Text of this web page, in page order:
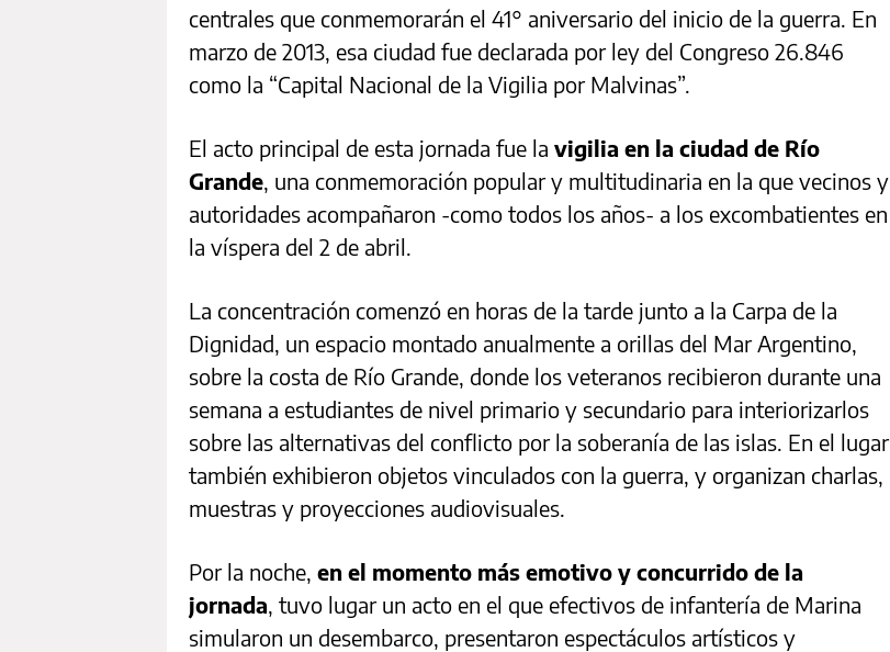
centrales que conmemorarán el 41° aniversario del inicio de la guerra. En
marzo de 2013, esa ciudad fue declarada por ley del Congreso 26.846
como la “Capital Nacional de la Vigilia por Malvinas”.
El acto principal de esta jornada fue la vigilia en la ciudad de Río
Grande, una conmemoración popular y multitudinaria en la que vecinos y
autoridades acompañaron -como todos los años- a los excombatientes en
la víspera del 2 de abril.
La concentración comenzó en horas de la tarde junto a la Carpa de la
Dignidad, un espacio montado anualmente a orillas del Mar Argentino,
sobre la costa de Río Grande, donde los veteranos recibieron durante una
semana a estudiantes de nivel primario y secundario para interiorizarlos
sobre las alternativas del conflicto por la soberanía de las islas. En el lugar
también exhibieron objetos vinculados con la guerra, y organizan charlas,
muestras y proyecciones audiovisuales.
Por la noche, en el momento más emotivo y concurrido de la
jornada, tuvo lugar un acto en el que efectivos de infantería de Marina
simularon un desembarco, presentaron espectáculos artísticos y